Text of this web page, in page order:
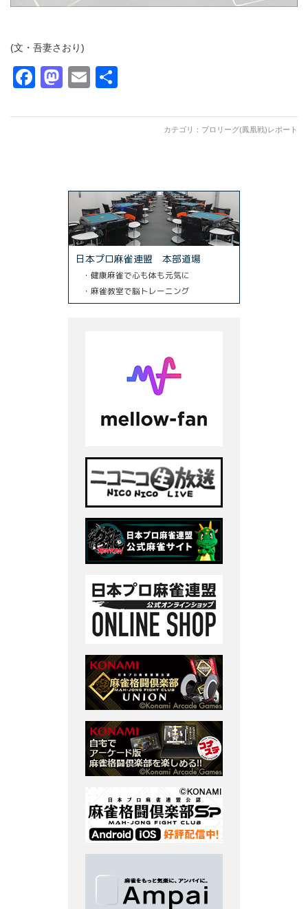
(文・吾妻さおり)
Facebook
Mastodon
Email
カテゴリ： プロリーグ(鳳凰戦)レポート
日本プロ麻雀連盟 本部道場
・健康麻雀で心も体も元気に
・麻雀教室で脳トレーニング